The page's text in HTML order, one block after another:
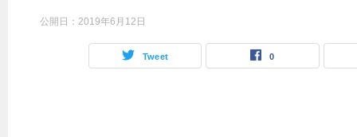
公開日： 2019年6月12日
Tweet 0